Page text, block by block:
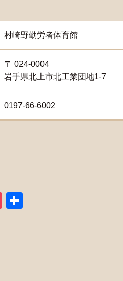
村崎野勤労者体育館
〒 024-0004
岩手県北上市北工業団地1-7
0197-66-6002
Pocket